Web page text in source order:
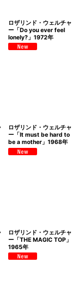
ロザリンド・ウェルチャ
ー「Do you ever feel
lonely?」1972年
ロザリンド・ウェルチャ
ー「It must be hard to
be a mother」1968年
ロザリンド・ウェルチャ
ー「THE MAGIC TOP」
1965年